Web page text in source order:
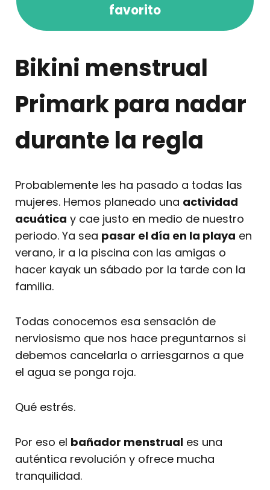
favorito
Bikini menstrual
Primark para nadar
durante la regla
Probablemente les ha pasado a todas las
mujeres. Hemos planeado una actividad
acuática y cae justo en medio de nuestro
periodo. Ya sea pasar el día en la playa en
verano, ir a la piscina con las amigas o
hacer kayak un sábado por la tarde con la
familia.
Todas conocemos esa sensación de
nerviosismo que nos hace preguntarnos si
debemos cancelarla o arriesgarnos a que
el agua se ponga roja.
Qué estrés.
Por eso el bañador menstrual es una
auténtica revolución y ofrece mucha
tranquilidad.